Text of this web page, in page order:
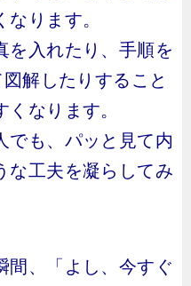
ります。
を入れたり、手順を
解したりすること
なります。
でも、パッと見て内
な工夫を凝らしてみ
間、「よし、今すぐ